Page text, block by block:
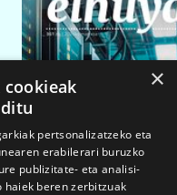
×
cookieak
pertsonalizatzeko eta
erabilerari buruzko
publizitate- eta analisi-
haiek beren zerbitzuak